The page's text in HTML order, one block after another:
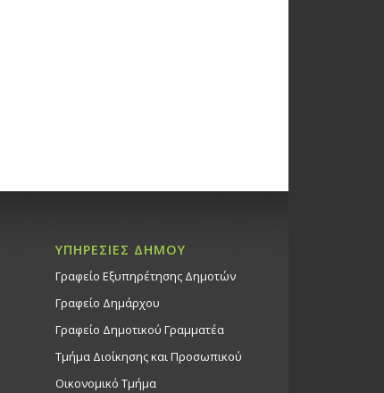
ΥΠΗΡΕΣΙΕΣ ΔΗΜΟΥ
Γραφείο Εξυπηρέτησης Δημοτών
Γραφείο Δημάρχου
Γραφείο Δημοτικού Γραμματέα
Τμήμα Διοίκησης και Προσωπικού
Οικονομικό Τμήμα